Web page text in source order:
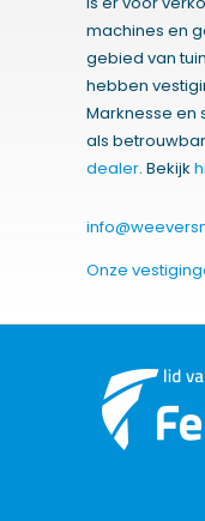
machines en
gebied van
hebben
Marknesse en
als
dealer. Bekijk
Onze